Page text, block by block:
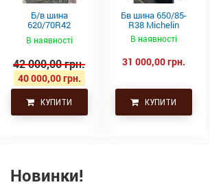
Б/в шина
620/70R42
В наявності
42 000,00 грн.
40 000,00 грн.
КУПИТИ
Бв шина 650/85-
R38 Michelin
В наявності
31 000,00 грн.
КУПИТИ
Новинки!